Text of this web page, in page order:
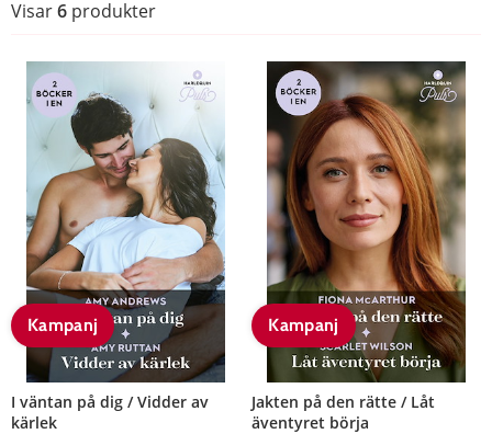
Visar6 produkter
Kampanj
I väntan på dig / Vidder av
kärlek
Kampanj
Jakten på den rätte / Låt
äventyret börja